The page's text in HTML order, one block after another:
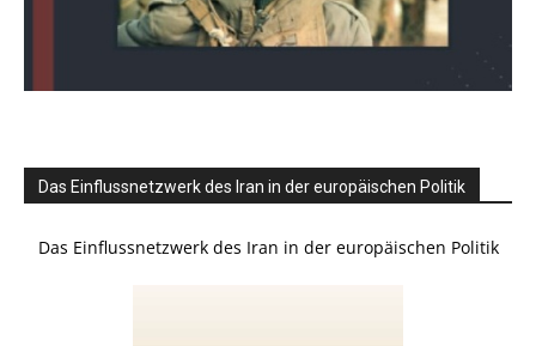
Das Einflussnetzwerk des Iran in der europäischen Politik
Das Einflussnetzwerk des Iran in der europäischen Politik